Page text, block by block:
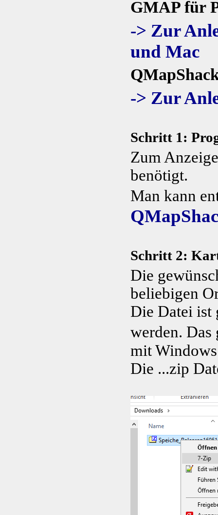
GMAP für
-> Zur
und Mac
-> Zur
Schritt 1:
Zum
benötigt.
Man kann
Schritt 2:
Die
beliebigen
Die Datei ist
werden.
mit
Die ...zip